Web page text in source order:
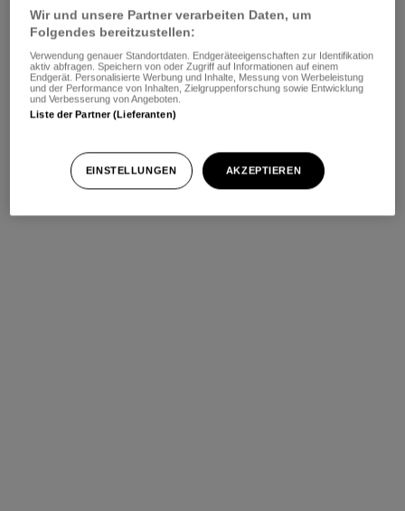
Wir und unsere Partner verarbeiten Daten, um
Folgendes bereitzustellen:
Verwendung genauer Standortdaten. Endgeräteeigenschaften zur Identifikation
aktiv abfragen. Speichern von oder Zugriff auf Informationen auf einem
Endgerät. Personalisierte Werbung und Inhalte, Messung von Werbeleistung
und der Performance von Inhalten, Zielgruppenforschung sowie Entwicklung
und Verbesserung von Angeboten.
Liste der Partner (Lieferanten)
EINSTELLUNGEN AKZEPTIEREN